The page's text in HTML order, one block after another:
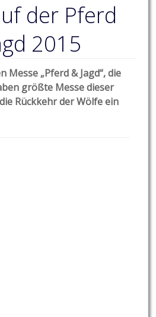
der Pferd
2015
Messe „Pferd & Jagd“, die
größte Messe dieser
Rückkehr der Wölfe ein